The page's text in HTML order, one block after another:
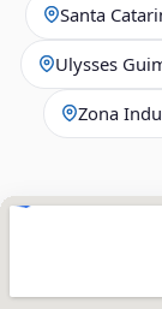
Santa
Ulysses
Zona